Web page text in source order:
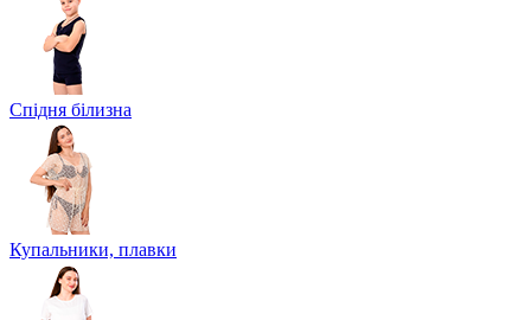
Спідня білизна
Купальники, плавки